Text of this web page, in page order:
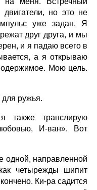
но это не
уже задан. Я
друг друга, и мы
и я падаю всего в
а я открываю
Мою цель.
для ружья.
также транслирую
И-ван». Вот
одной, направленной
четырежды шипит
Ки-ра садится